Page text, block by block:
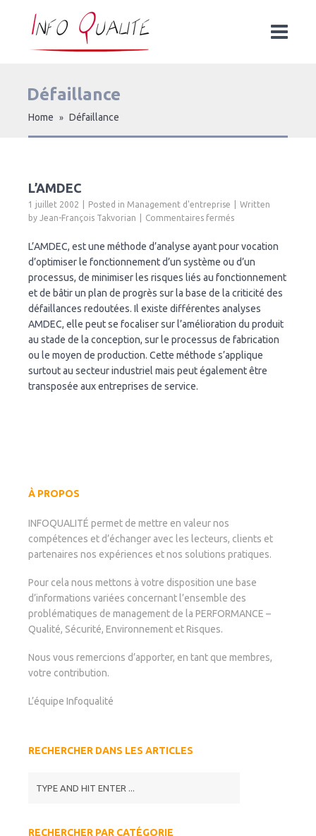
Défaillance
Home » Défaillance
L’AMDEC
1 juillet 2002 Posted in Management d'entreprise
Written
by Jean-François Takvorian Commentaires ferméssur
L’AMDEC, est une méthode d’analyse ayant pour vocation
d’optimiser le fonctionnement d’un système ou d’un
processus, de minimiser les risques liés au fonctionnement
et de bâtir un plan de progrès sur la base de la criticité des
défaillances redoutées. Il existe différentes analyses
AMDEC, elle peut se focaliser sur l’amélioration du produit
au stade de la conception, sur le processus de fabrication
ou le moyen de production. Cette méthode s’applique
surtout au secteur industriel mais peut également être
transposée aux entreprises de service.
À PROPOS
INFOQUALITÉ permet de mettre en valeur nos
compétences et d’échanger avec les lecteurs, clients et
partenaires nos expériences et nos solutions pratiques.
Pour cela nous mettons à votre disposition une base
d’informations variées concernant l’ensemble des
problématiques de management de la PERFORMANCE –
Qualité, Sécurité, Environnement et Risques.
Nous vous remercions d’apporter, en tant que membres,
votre contribution.
L’équipe Infoqualité
RECHERCHER DANS LES ARTICLES
RECHERCHER PAR CATÉGORIE